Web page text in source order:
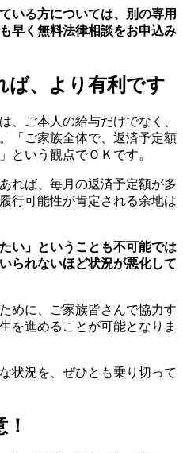
いる方については、別の専用
早く無料法律相談をお申込み
ば、より有利です
、ご本人の給与だけでなく、
「ご家族全体で、返済予定額
という観点でＯＫです。
れば、毎月の返済予定額が多
行可能性が肯定される余地は
い」ということも不可能では
られないほど状況が悪化して
めに、ご家族皆さんで協力す
を進めることが可能となりま
状況を、ぜひとも乗り切って